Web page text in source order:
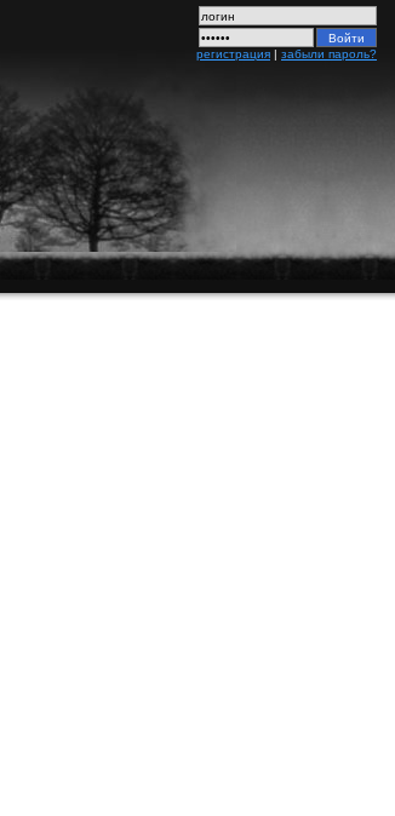
регистрация | забыли пароль?